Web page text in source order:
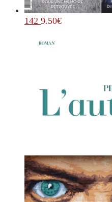
142 9.50€